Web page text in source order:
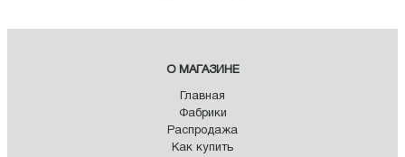
О МАГАЗИНЕ
Главная
Фабрики
Распродажа
Как купить